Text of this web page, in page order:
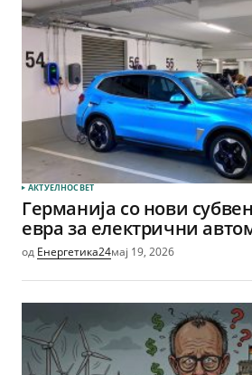
АКТУЕЛНОСВЕТ
Германија со нови
евра за електрични
од Енергетика24мај 19, 2026